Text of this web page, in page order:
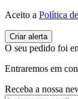
Aceito a Política
O seu pedido foi
Entraremos em
Receba a nossa